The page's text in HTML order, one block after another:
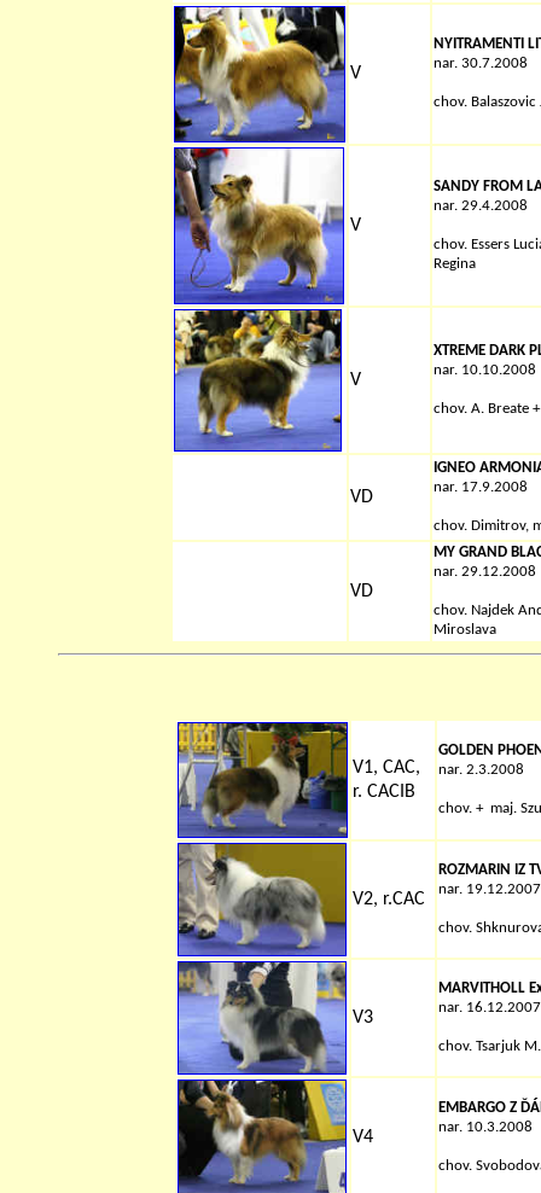
V
NYITRAMENTI
nar. 30.7.2008
chov. Balaszovic
V
SANDY FROM
nar. 29.4.2008
chov. Essers
Regina
V
XTREME DARK
nar. 10.10.2008
chov. A. Breate
VD
IGNEO
nar. 17.9.2008
chov. Dimitrov,
VD
MY GRAND
nar. 29.12.2008
chov. Najdek
Miroslava
V1, CAC,
r. CACIB
GOLDEN
nar. 2.3.2008
chov. + maj.
V2, r.CAC
ROZMARIN IZ
nar. 19.12.2007
chov.
V3
MARVITHOLL
nar. 16.12.2007
chov. Tsarjuk
V4
EMBARGO Z
nar. 10.3.2008
chov.